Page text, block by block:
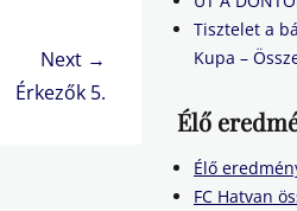
Next →
Érkezők 5.
Tisztelet a
Kupa –
Élő
Élő
FC Hatvan